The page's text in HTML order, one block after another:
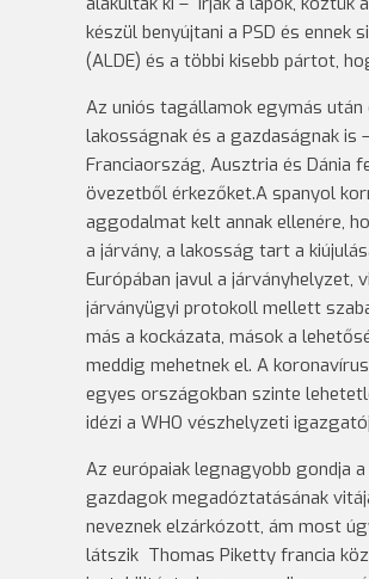
készül benyújtani a PSD és
(ALDE) és a többi kisebb pártot,
Az uniós tagállamok egymás
lakosságnak és a gazdaságnak is
Franciaország, Ausztria és Dánia
övezetből érkezőket.A spanyol
aggodalmat kelt annak ellenére,
a járvány, a lakosság tart a
Európában javul a
járványügyi protokoll mellett
más a kockázata, mások a
meddig mehetnek el. A
egyes országokban szinte
idézi a WHO vészhelyzeti
Az európaiak legnagyobb gondja
gazdagok megadóztatásának
neveznek elzárkózott, ám most
látszik Thomas Piketty francia